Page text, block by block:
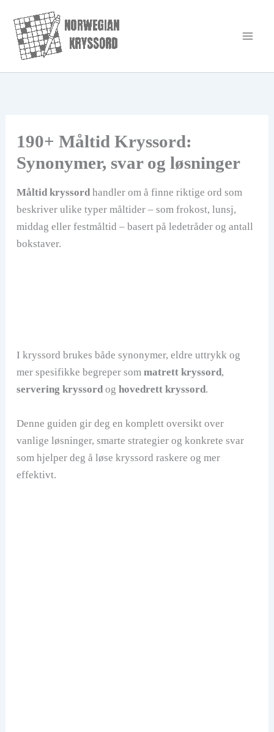
rett
innholdet
190+ Måltid Kryssord:
Synonymer, svar og løsninger
Måltid kryssordhandler om å finne riktige ord som
beskriver ulike typer måltider – som frokost, lunsj,
middag eller festmåltid – basert på ledetråder og antall
bokstaver.
I kryssord brukes både synonymer, eldre uttrykk og
mer spesifikke begreper som matrett kryssord,
servering kryssordog hovedrett kryssord.
Denne guiden gir deg en komplett oversikt over
vanlige løsninger, smarte strategier og konkrete svar
som hjelper deg å løse kryssord raskere og mer
effektivt.